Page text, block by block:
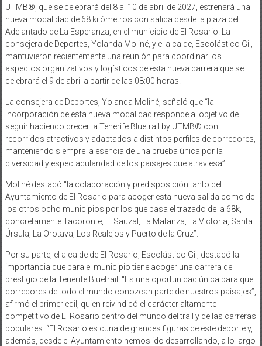
UTMB®, que se celebrará del 8 al 10 de abril de 2027, estrenará una
nueva modalidad de 68 kilómetros con salida desde la plaza del
Adelantado de La Esperanza, en el municipio de El Rosario. La
consejera de Deportes, Yolanda Moliné, y el alcalde, Escolástico Gil,
mantuvieron recientemente una reunión para coordinar los
aspectos organizativos y logísticos de esta nueva carrera que se
celebrará el 9 de abril a partir de las 08:00 horas.
La consejera de Deportes, Yolanda Moliné, señaló que “la
incorporación de esta nueva modalidad responde al objetivo de
seguir haciendo crecer la Tenerife Bluetrail by UTMB® con
recorridos atractivos y adaptados a distintos perfiles de corredores,
manteniendo siempre la esencia de una prueba única por la
diversidad y espectacularidad de los paisajes que atraviesa”.
Moliné destacó “la colaboración y predisposición tanto del
Ayuntamiento de El Rosario para acoger esta nueva salida como de
los otros ocho municipios por los que pasa el trazado de la 68k,
concretamente Tacoronte, El Sauzal, La Matanza, La Victoria, Santa
Úrsula, La Orotava, Los Realejos y Puerto de la Cruz”.
Por su parte, el alcalde de El Rosario, Escolástico Gil, destacó la
importancia que para el municipio tiene acoger una carrera del
prestigio de la Tenerife Bluetrail. “Es una oportunidad única para que
corredores de todo el mundo conozcan parte de nuestros paisajes”,
afirmó el primer edil, quien reivindicó el carácter altamente
competitivo de El Rosario dentro del mundo del trail y de las carreras
populares. “El Rosario es cuna de grandes figuras de este deporte y,
además, desde el Ayuntamiento hemos ido desarrollando, a lo largo